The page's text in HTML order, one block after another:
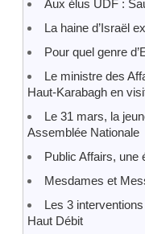
Aux élus UDF :
La haine d’Israël
Pour quel genre
Le ministre des
Haut-Karabagh en
Le 31 mars, la
Assemblée Nationale
Public Affairs, une
Mesdames et
Les 3
Haut Débit